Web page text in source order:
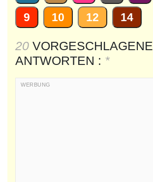
9
10 12 14
20 VORGESCHLAGENE
ANTWORTEN : *